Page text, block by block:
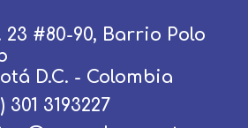
23 #80-90, Barrio Polo
D.C. - Colombia
301 3193227